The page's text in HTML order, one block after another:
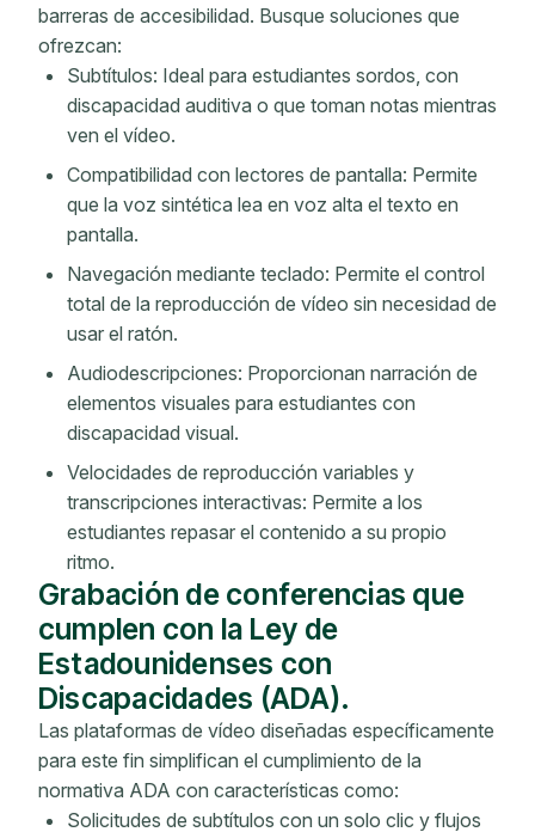
barreras de accesibilidad. Busque soluciones que
ofrezcan:
Subtítulos: Ideal para estudiantes sordos, con
discapacidad auditiva o que toman notas mientras
ven el vídeo.
Compatibilidad con lectores de pantalla: Permite
que la voz sintética lea en voz alta el texto en
pantalla.
Navegación mediante teclado: Permite el control
total de la reproducción de vídeo sin necesidad de
usar el ratón.
Audiodescripciones: Proporcionan narración de
elementos visuales para estudiantes con
discapacidad visual.
Velocidades de reproducción variables y
transcripciones interactivas: Permite a los
estudiantes repasar el contenido a su propio
ritmo.
Grabación de conferencias que
cumplen con la Ley de
Estadounidenses con
Discapacidades (ADA).
Las plataformas de vídeo diseñadas específicamente
para este fin simplifican el cumplimiento de la
normativa ADA con características como:
Solicitudes de subtítulos con un solo clic y flujos